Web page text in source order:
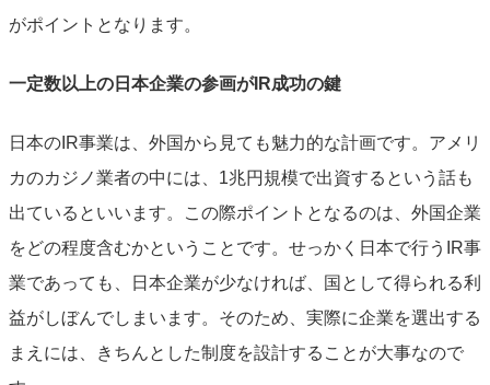
がポイントとなります。
一定数以上の日本企業の参画がIR成功の鍵
日本のIR事業は、外国から見ても魅力的な計画です。アメリ
カのカジノ業者の中には、1兆円規模で出資するという話も
出ているといいます。この際ポイントとなるのは、外国企業
をどの程度含むかということです。せっかく日本で行うIR事
業であっても、日本企業が少なければ、国として得られる利
益がしぼんでしまいます。そのため、実際に企業を選出する
まえには、きちんとした制度を設計することが大事なので